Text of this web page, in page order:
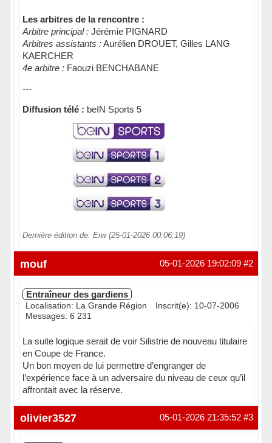
Les arbitres de la rencontre :
Arbitre principal :Jérémie PIGNARD
Arbitres assistants :Aurélien DROUET, Gilles LANG
KAERCHER
4e arbitre :Faouzi BENCHABANE
---
Diffusion télé : beIN Sports 5
Dernière édition de: Erw (25-01-2026 00:06:19)
Hors ligne #2
05-01-2026 19:02:09
mouf
Entraîneur des gardiens
Localisation: La Grande Région
Inscrit(e): 10-07-2006
Messages: 6 231
La suite logique serait de voir Silistrie de nouveau titulaire
en Coupe de France.
Un bon moyen de lui permettre d’engranger de
l’expérience face à un adversaire du niveau de ceux qu’il
affrontait avec la réserve.
Hors ligne #3
05-01-2026 21:35:52
olivier3527